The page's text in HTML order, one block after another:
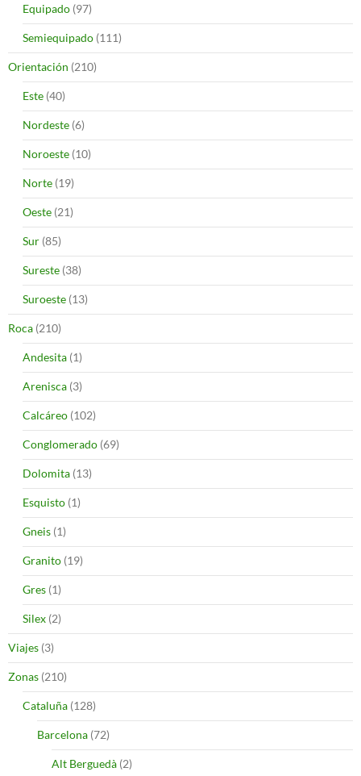
Equipado (97)
Semiequipado (111)
Orientación (210)
Este (40)
Nordeste (6)
Noroeste (10)
Norte (19)
Oeste (21)
Sur (85)
Sureste (38)
Suroeste (13)
Roca (210)
Andesita (1)
Arenisca (3)
Calcáreo (102)
Conglomerado (69)
Dolomita (13)
Esquisto (1)
Gneis (1)
Granito (19)
Gres (1)
Silex (2)
Viajes (3)
Zonas (210)
Cataluña (128)
Barcelona (72)
Alt Berguedà (2)